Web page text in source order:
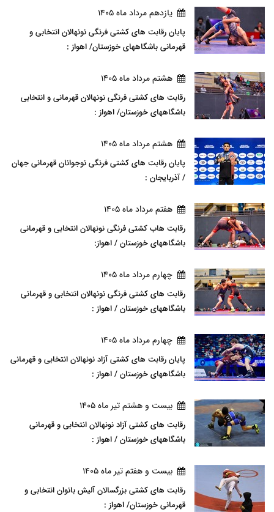
يازدهم مرداد ماه 1405
پایان رقابت های کشتی فرنگی نونهالان انتخابی و
قهرمانی باشگاههای خوزستان/ اهواز :
هشتم مرداد ماه 1405
رقابت های کشتی فرنگی نونهالان قهرمانی و انتخابی
باشگاههای خوزستان/ اهواز :
هشتم مرداد ماه 1405
پایان رقابت های کشتی فرنگی نوجوانان قهرمانی جهان
/ آذربایجان :
هفتم مرداد ماه 1405
رقابت هاب کشتی فرنگی نونهالان انتخابی و قهرمانی
باشگاههای خوزستان / اهواز:
چهارم مرداد ماه 1405
رقابت های کشتی فرنگی نونهالان انتخابی و قهرمانی
باشگاههای خوزستان / اهواز :
چهارم مرداد ماه 1405
پایان رقابت های کشتی آزاد نونهالان انتخابی و قهرمانی
باشگاههای خوزستان / اهواز :
بيست و هشتم تير ماه 1405
رقابت های کشتی آزاد نونهالان انتخابی و قهرمانی
باشگاههای خوزستان / اهواز :
بيست و هفتم تير ماه 1405
رقابت های کشتی بزرگسالان آلیش بانوان انتخابی و
قهرمانی خوزستان/ اهواز :